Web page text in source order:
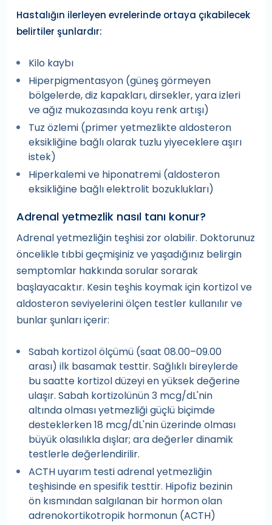
Hastalığın ilerleyen evrelerinde ortaya çıkabilecek
belirtiler şunlardır:
Kilo kaybı
Hiperpigmentasyon (güneş görmeyen
bölgelerde, diz kapakları, dirsekler, yara izleri
ve ağız mukozasında koyu renk artışı)
Tuz özlemi (primer yetmezlikte aldosteron
eksikliğine bağlı olarak tuzlu yiyeceklere aşırı
istek)
Hiperkalemi ve hiponatremi (aldosteron
eksikliğine bağlı elektrolit bozuklukları)
Adrenal yetmezlik nasıl tanı konur?
Adrenal yetmezliğin teşhisi zor olabilir. Doktorunuz
öncelikle tıbbi geçmişiniz ve yaşadığınız belirgin
semptomlar hakkında sorular sorarak
başlayacaktır. Kesin teşhis koymak için kortizol ve
aldosteron seviyelerini ölçen testler kullanılır ve
bunlar şunları içerir:
Sabah kortizol ölçümü (saat 08.00–09.00
arası) ilk basamak testtir. Sağlıklı bireylerde
bu saatte kortizol düzeyi en yüksek değerine
ulaşır. Sabah kortizolünün 3 mcg/dL'nin
altında olması yetmezliği güçlü biçimde
desteklerken 18 mcg/dL'nin üzerinde olması
büyük olasılıkla dışlar; ara değerler dinamik
testlerle değerlendirilir.
ACTH uyarım testi adrenal yetmezliğin
teşhisinde en spesifik testtir. Hipofiz bezinin
ön kısmından salgılanan bir hormon olan
adrenokortikotropik hormonun (ACTH)